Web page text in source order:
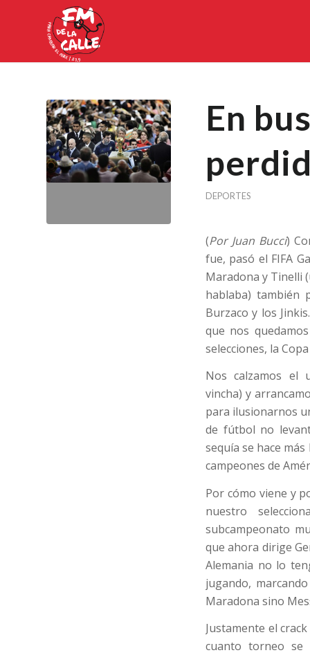
En
DEPORTES
(Por Juan Bucci)
fue, pasó el FIFA
Maradona y Tinelli
hablaba) también
Burzaco y los
que nos
selecciones, la
Nos calzamos el
vincha) y
para ilusionarnos
de fútbol no
sequía se hace
campeones de
Por cómo viene y
nuestro
subcampeonato
que ahora dirige
Alemania no lo
jugando,
Maradona sino
Justamente el
cuanto torneo